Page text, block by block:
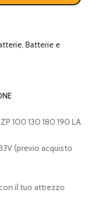
Batterie e
100 130 180 190 LA
(previo acquisto
il tuo attrezzo